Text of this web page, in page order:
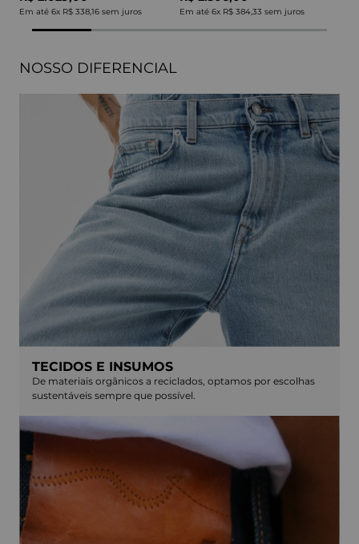
Em até 6x R$ 338,16 sem juros Em até 6x R$ 384,33 sem juros
NOSSO DIFERENCIAL
TECIDOS E INSUMOS
De materiais orgânicos a reciclados, optamos por escolhas
sustentáveis sempre que possível.